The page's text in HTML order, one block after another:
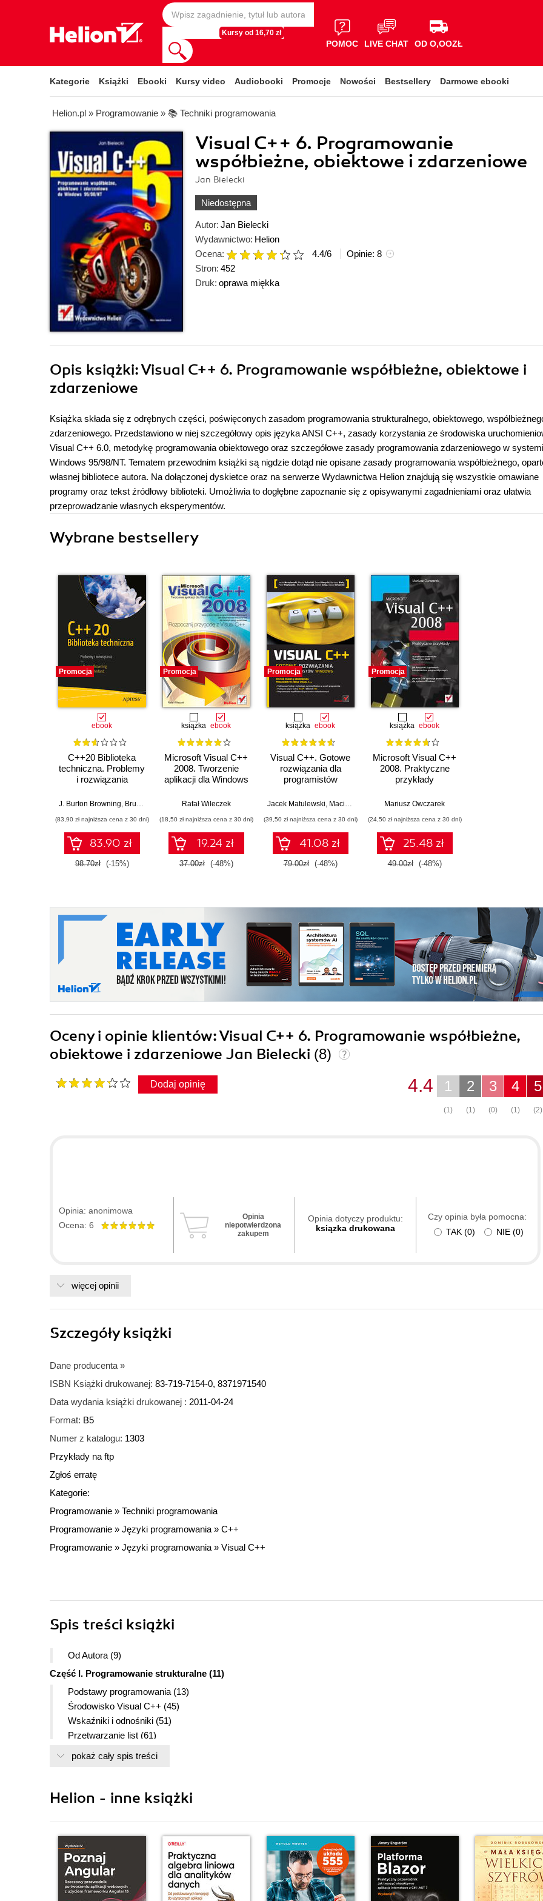
Kursy od 16,70 zł
POMOC LIVE CHAT OD O,OOZŁ
Kategorie Książki Ebooki Kursy video Audiobooki Promocje Nowości Bestsellery Darmowe ebooki
Helion.pl » Programowanie » 📚 Techniki programowania
Visual C++ 6. Programowanie
współbieżne, obiektowe i zdarzeniowe
Jan Bielecki
Niedostępna
Autor: Jan Bielecki
Wydawnictwo: Helion
Ocena:
4.4/6 Opinie: 8
Stron: 452
Druk: oprawa miękka
Opis książki: Visual C++ 6. Programowanie współbieżne, obiektowe i
zdarzeniowe
Książka składa się z odrębnych części, poświęconych zasadom programowania strukturalnego, obiektowego,
zdarzeniowego. Przedstawiono w niej szczegółowy opis języka ANSI C++, zasady korzystania ze środowiska
Visual C++ 6.0, metodykę programowania obiektowego oraz szczegółowe zasady programowania zdarzeniowego w
Windows 95/98/NT. Tematem przewodnim książki są nigdzie dotąd nie opisane zasady programowania współbieżnego,
własnej bibliotece autora. Na dołączonej dyskietce oraz na serwerze Wydawnictwa Helion znajdują się wszystkie omawiane
programy oraz tekst źródłowy biblioteki. Umożliwia to dogłębne zapoznanie się z opisywanymi zagadnieniami oraz ułatwia
przeprowadzanie własnych eksperymentów.
Wybrane bestsellery
Promocja
ebook
C++20 Biblioteka
techniczna. Problemy
i rozwiązania
J. Burton Browning, Bruce Sutherland
(83,90 zł najniższa cena z 30 dni)
83.90 zł
98.70zł (-15%)
Promocja
książka ebook
Microsoft Visual C++
2008. Tworzenie
aplikacji dla Windows
Rafał Wileczek
(18,50 zł najniższa cena z 30 dni)
19.24 zł
37.00zł (-48%)
Promocja
książka ebook
Visual C++. Gotowe
rozwiązania dla
programistów
Jacek Matulewski, Maciej Pakulski Dawid Borycki,Bartosz Biały
(39,50 zł najniższa cena z 30 dni)
41.08 zł
79.00zł (-48%)
Promocja
książka ebook
Microsoft Visual C++
2008. Praktyczne
przykłady
Mariusz Owczarek
(24,50 zł najniższa cena z 30 dni)
25.48 zł
49.00zł (-48%)
Oceny i opinie klientów: Visual C++ 6. Programowanie współbieżne,
obiektowe i zdarzeniowe Jan Bielecki (8)
Dodaj opinię 5
(2)
4
(1)
3
(0)
2
(1)
1
(1)
4.4
Opinia: anonimowa
Ocena: 6
Opinia
niepotwierdzona
zakupem
Opinia dotyczy produktu:
ksiązka drukowana
Czy opinia była pomocna:
TAK (0) NIE (0)
więcej opinii
Szczegółyksiążki
Dane producenta »
ISBN Książki drukowanej: 83-719-7154-0, 8371971540
Data wydania książki drukowanej : 2011-04-24
Format: B5
Numer z katalogu: 1303
Przykłady na ftp
Zgłoś erratę
Kategorie:
Programowanie » Techniki programowania
Programowanie » Języki programowania » C++
Programowanie » Języki programowania » Visual C++
Spis treści książki
Od Autora (9)
Część I. Programowanie strukturalne (11)
Podstawy programowania (13)
Środowisko Visual C++ (45)
Wskaźniki i odnośniki (51)
Przetwarzanie list (61)
Przetwarzanie łańcuchów (65)
Posługiwanie się funkcjami (71)
Widoczność deklaracji (95)
Klasy pochodne (125)
Metody wirtualne (135)
Projektowanie kolekcji (143)
Obsługiwanie zdarzeń (149)
pokaż cały spis treści
Helion - inne książki